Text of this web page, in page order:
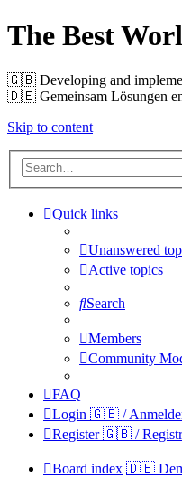
The Best
🇬🇧️ Developing and
🇩🇪️ Gemeinsam Lösungen
Skip to content
Quick links
Unanswered
Active topics
Search
Members
Community
FAQ
Login 🇬🇧 /
Register 🇬🇧 /
Board index 🇩🇪